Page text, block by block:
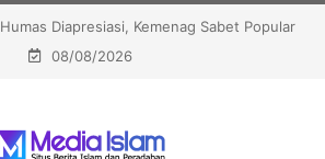
Menhaj: IKLHI 2026 Bukti Layanan Haji Kian
08/08/2026